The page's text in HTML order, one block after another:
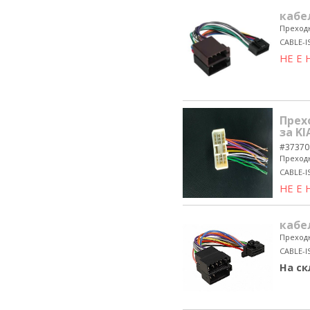
CABLE-
НЕ Е
за
#37370
CABLE-
НЕ Е
CABLE-
На